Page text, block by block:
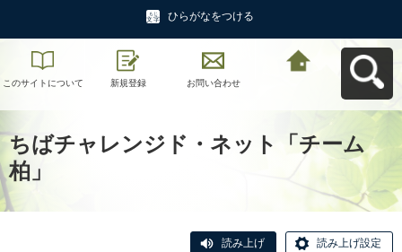
ひらがなをつける
このサイトについて 新規登録 お問い合わせ
ちばチャレンジド・ネット「チーム
柏」
読み上げ 読み上げ設定